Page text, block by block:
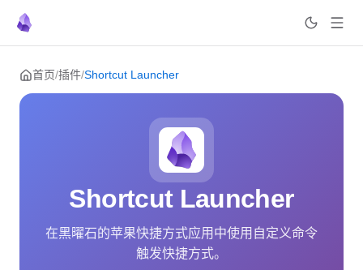
Skip to content
首页/插件/Shortcut Launcher
Shortcut Launcher
在黑曜石的苹果快捷方式应用中使用自定义命令
触发快捷方式。